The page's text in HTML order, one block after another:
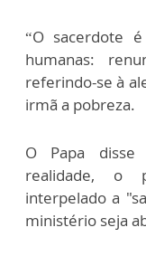
“O sacerdote
humanas:
referindo-se à
irmã a pobreza.
O Papa
realidade, o
interpelado a
ministério seja